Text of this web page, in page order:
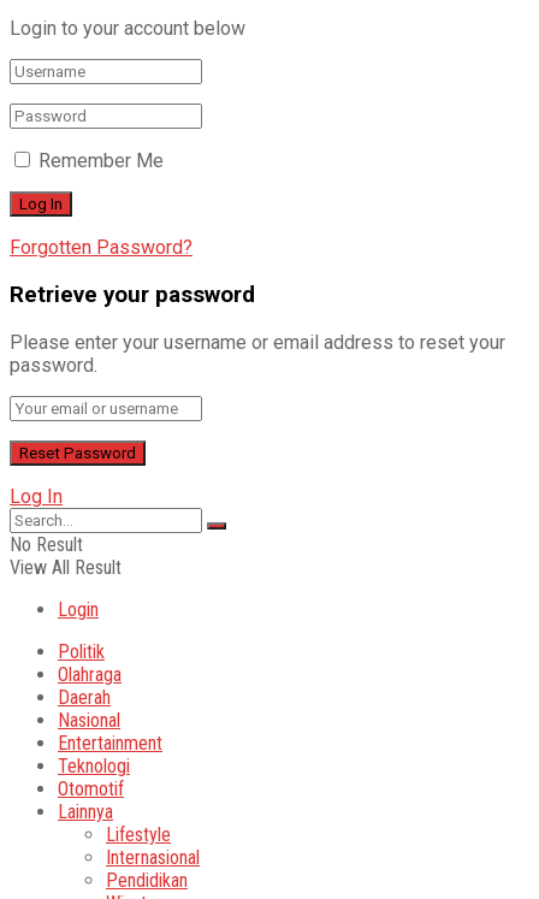
Login to your account below
Remember Me
Forgotten Password?
Retrieve your password
Please enter your username or email address to reset your
password.
Log In
No Result
View All Result
Login
Politik
Olahraga
Daerah
Nasional
Entertainment
Teknologi
Otomotif
Lainnya
Lifestyle
Internasional
Pendidikan